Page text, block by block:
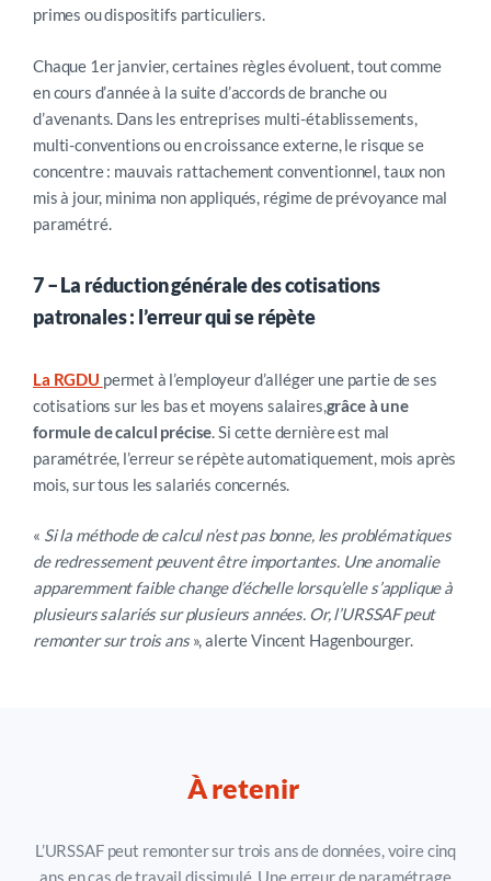
primes ou dispositifs particuliers.
Chaque 1er janvier, certaines règles évoluent, tout comme
en cours d’année à la suite d’accords de branche ou
d’avenants. Dans les entreprises multi-établissements,
multi-conventions ou en croissance externe, le risque se
concentre : mauvais rattachement conventionnel, taux non
mis à jour, minima non appliqués, régime de prévoyance mal
paramétré.
7 – La réduction générale des cotisations
patronales : l’erreur qui se répète
La RGDU permet à l’employeur d’alléger une partie de ses
cotisations sur les bas et moyens salaires, grâce à une
formule de calcul précise . Si cette dernière est mal
paramétrée, l’erreur se répète automatiquement, mois après
mois, sur tous les salariés concernés.
« Si la méthode de calcul n’est pas bonne, les problématiques
de redressement peuvent être importantes. Une anomalie
apparemment faible change d’échelle lorsqu’elle s’applique à
plusieurs salariés sur plusieurs années. Or, l’URSSAF peut
remonter sur trois ans», alerte Vincent Hagenbourger.
À retenir
L’URSSAF peut remonter sur trois ans de données, voire cinq
ans en cas de travail dissimulé. Une erreur de paramétrage